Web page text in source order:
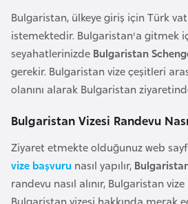
Bulgaristan, ülkeye giriş için Türk
istemektedir. Bulgaristan'a gitmek
seyahatlerinizde Bulgaristan
gerekir. Bulgaristan vize çeşitleri
olanını alarak Bulgaristan
Bulgaristan Vizesi Randevu
Ziyaret etmekte olduğunuz web
vize başvuru nasıl yapılır,
randevu nasıl alınır, Bulgaristan
e
r
s
e
k
u
l
g